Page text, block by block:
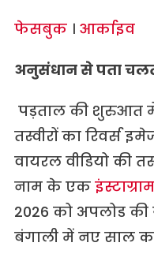
फेसबुक। आर्काइव
अनुसंधान से पता
पड़ताल की शुरुआत
तस्वीरों का रिवर्स
वायरल वीडियो की
नाम के एक
2026 को अपलोड
बंगाली में नए साल